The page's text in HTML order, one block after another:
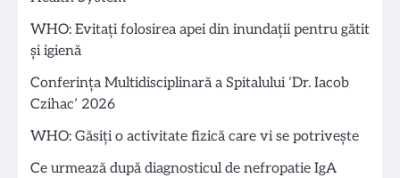
WHO: Evitați folosirea apei din inundații pentru gătit
și igienă
Conferința Multidisciplinară a Spitalului ‘Dr. Iacob
Czihac’ 2026
WHO: Găsiți o activitate fizică care vi se potrivește
Ce urmează după diagnosticul de nefropatie IgA